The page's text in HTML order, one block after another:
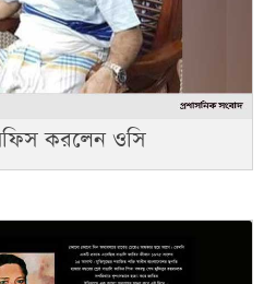
করলেন ওসি